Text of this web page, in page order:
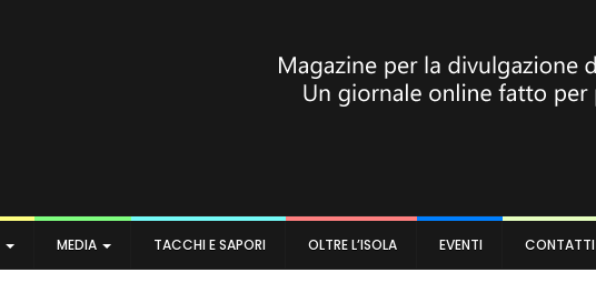
MEDIA TACCHI E SAPORI OLTRE L’ISOLA EVENTI CONTATTI